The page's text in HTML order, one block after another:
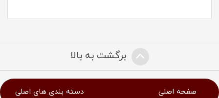
برگشت به بالا
صفحه اصلی دسته بندی های اصلی